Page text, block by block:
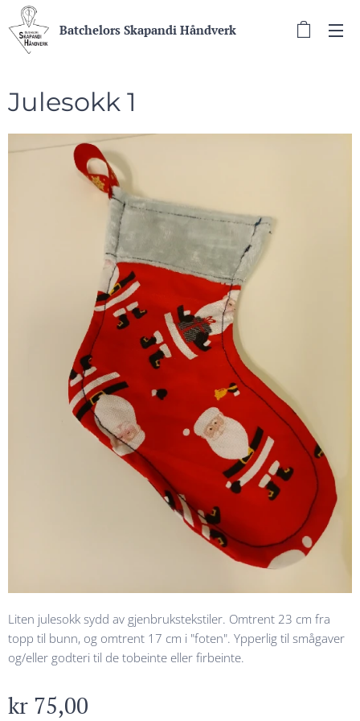
Batchelors Skapandi Håndverk
Julesokk 1
Liten julesokk sydd av gjenbrukstekstiler. Omtrent 23 cm fra
topp til bunn, og omtrent 17 cm i "foten". Ypperlig til smågaver
og/eller godteri til de tobeinte eller firbeinte.
kr 75,00